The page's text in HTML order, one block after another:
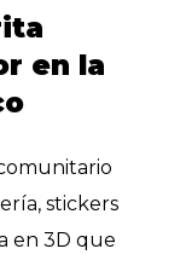
en la
stickers
en 3D que